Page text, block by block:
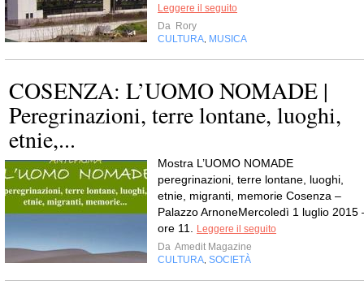
Leggere il seguito
Da Rory
CULTURA, MUSICA
COSENZA: L’UOMO NOMADE |
Peregrinazioni, terre lontane, luoghi,
etnie,...
Mostra L’UOMO NOMADE
peregrinazioni, terre lontane, luoghi,
etnie, migranti, memorie Cosenza –
Palazzo ArnoneMercoledì 1 luglio 2015
ore 11. Leggere il seguito
Da Amedit Magazine
CULTURA, SOCIETÀ